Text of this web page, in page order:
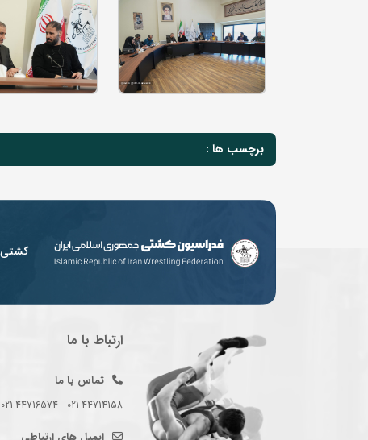
برچسب ها :
کشتی
ارتباط با ما
تماس با ما
021-44714158 - 021-44716574 - 021-44714489